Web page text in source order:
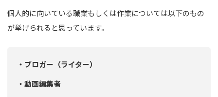
個人的に向いている職業もしくは作業については以下のもの
が挙げられると思っています。
・ブロガー（ライター）
・動画編集者